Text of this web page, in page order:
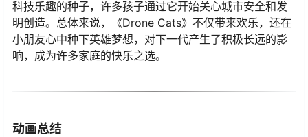
科技乐趣的种子，许多孩子通过它开始关心城市安全和发
明创造。总体来说，《Drone Cats》不仅带来欢乐，还在
小朋友心中种下英雄梦想，对下一代产生了积极长远的影
响，成为许多家庭的快乐之选。
动画总结